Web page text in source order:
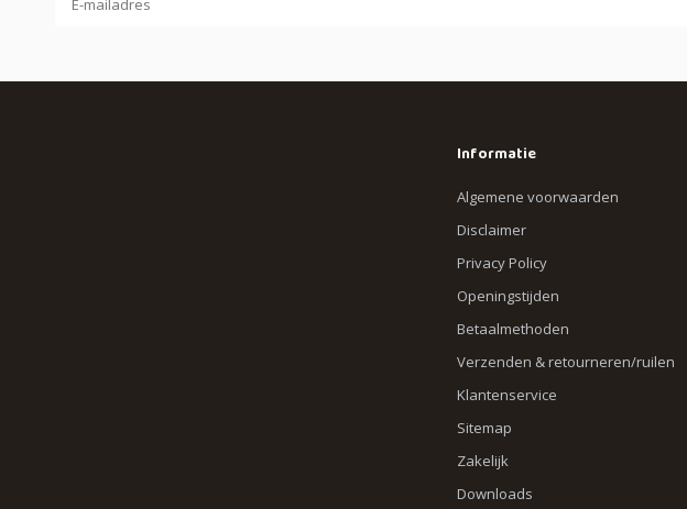
Informatie
Algemene voorwaarden
Disclaimer
Privacy Policy
Openingstijden
Betaalmethoden
Verzenden & retourneren/ruilen
Klantenservice
Sitemap
Zakelijk
Downloads